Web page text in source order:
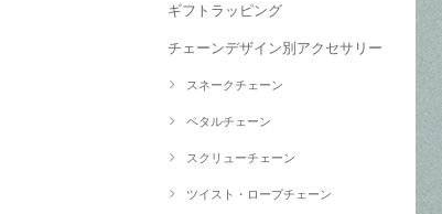
ギフトラッピング
チェーンデザイン別アクセサリー
スネークチェーン
ペタルチェーン
スクリューチェーン
ツイスト・ロープチェーン